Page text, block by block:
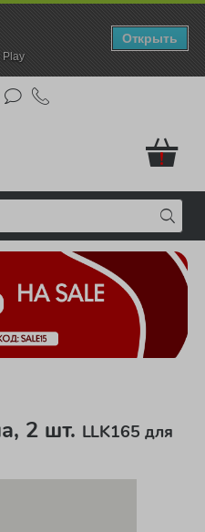
Play
Открыть
!
2 шт. LLK165 для